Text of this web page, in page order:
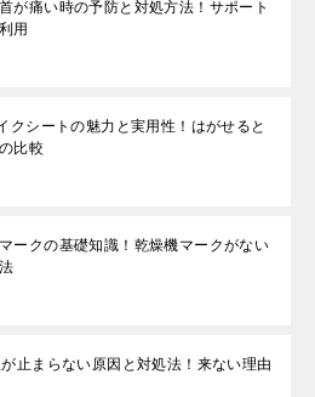
が痛い時の予防と対処方法！サポート
用
クシートの魅力と実用性！はがせると
比較
ークの基礎知識！乾燥機マークがない
止まらない原因と対処法！来ない理由